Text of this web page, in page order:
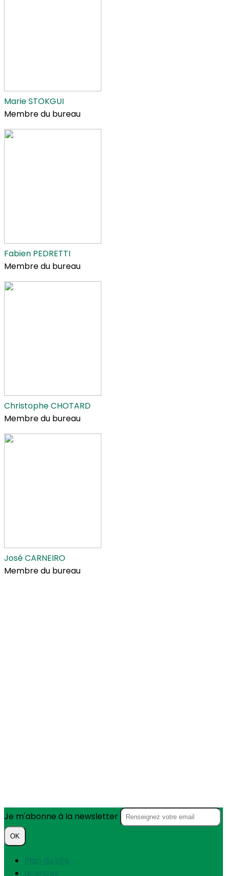
Marie STOKGUI
Membre du bureau
Fabien PEDRETTI
Membre du bureau
Christophe CHOTARD
Membre du bureau
José CARNEIRO
Membre du bureau
Je m'abonne à la newsletter
OK
Plan du site
Licences